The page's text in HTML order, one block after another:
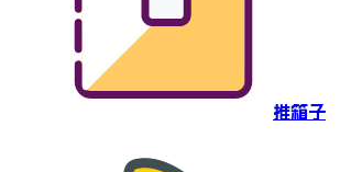
推箱子